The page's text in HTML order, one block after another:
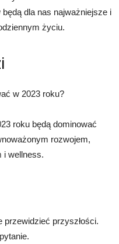
dla nas najważniejsze i
życiu.
w 2023 roku?
roku będą dominować
rozwojem,
i wellness.
przewidzieć przyszłości.